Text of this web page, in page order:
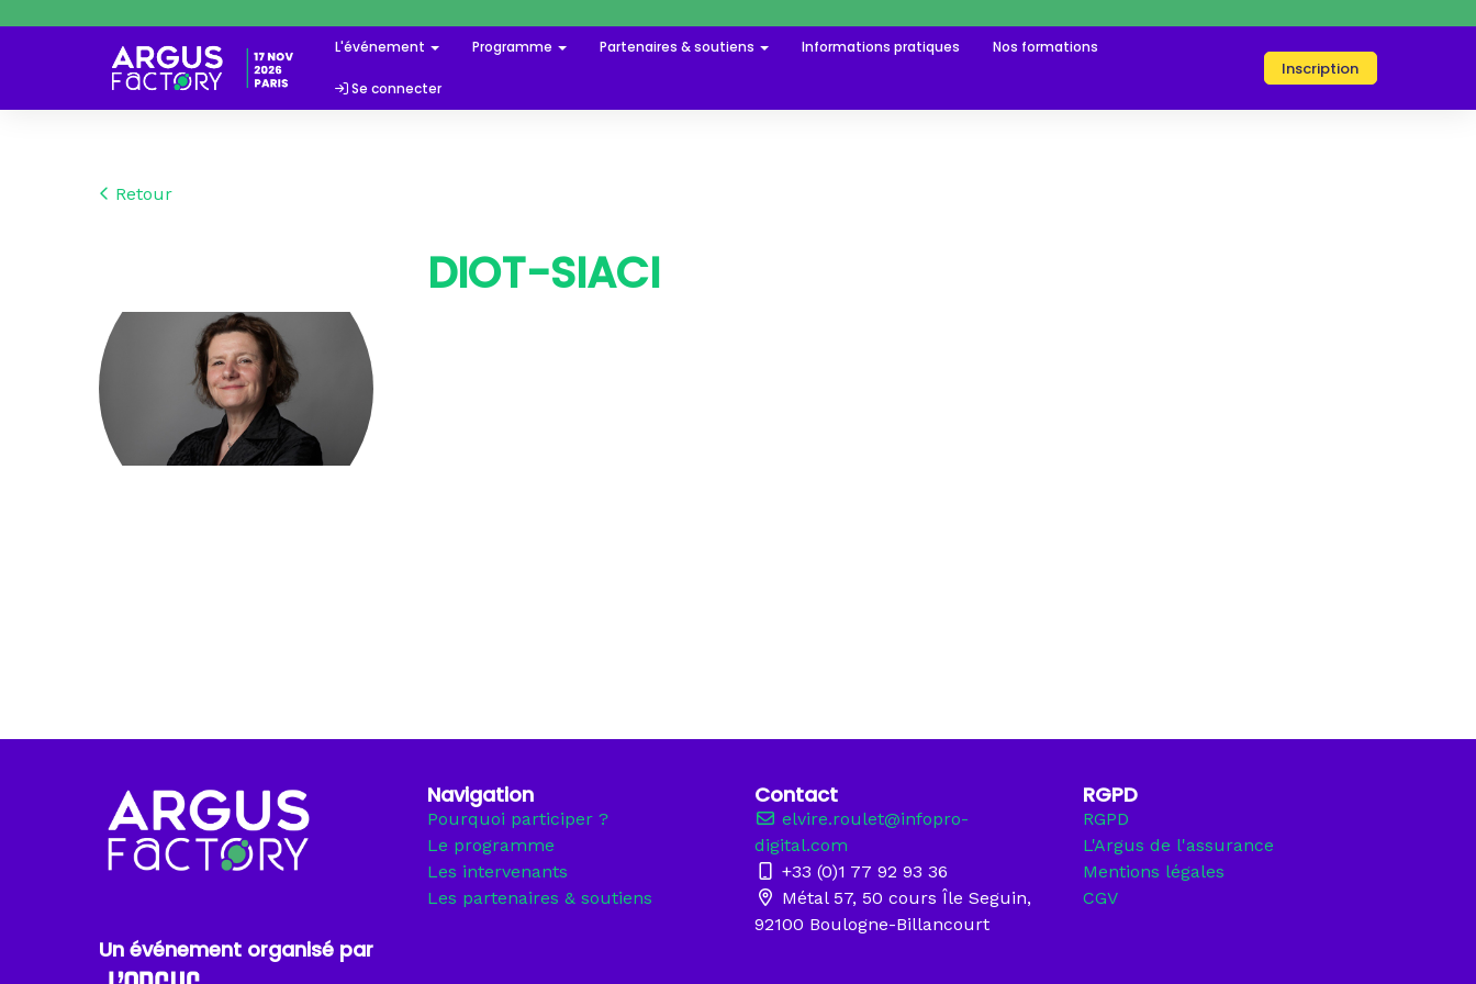
L'événement Programme Partenaires & soutiens Informations pratiques Nos formations
Se connecter
Inscription
Retour
DIOT-SIACI
Navigation
Pourquoi participer ?
Le programme
Les intervenants
Les partenaires & soutiens
Contact
elvire.roulet@infopro-
digital.com
+33 (0)1 77 92 93 36
Métal 57, 50 cours Île Seguin,
92100 Boulogne-Billancourt
RGPD
RGPD
L'Argus de l'assurance
Mentions légales
CGV
Un événement organisé par